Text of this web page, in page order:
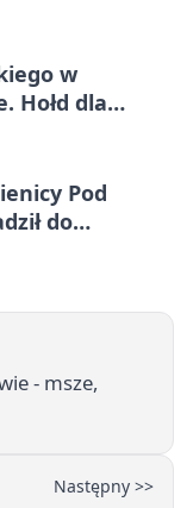
w
Hołd dla
Pod
do
- msze,
Następny >>